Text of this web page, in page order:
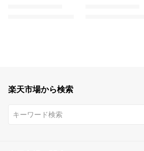
楽天市場から検索